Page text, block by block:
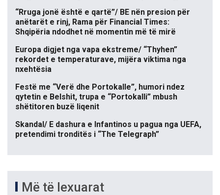
“Rruga jonë është e qartë”/ BE nën presion për
anëtarët e rinj, Rama për Financial Times:
Shqipëria ndodhet në momentin më të mirë
Europa digjet nga vapa ekstreme/ “Thyhen”
rekordet e temperaturave, mijëra viktima nga
nxehtësia
Festë me “Verë dhe Portokalle”, humori ndez
qytetin e Belshit, trupa e “Portokalli” mbush
shëtitoren buzë liqenit
Skandal/ E dashura e Infantinos u pagua nga UEFA,
pretendimi tronditës i “The Telegraph”
Më të lexuarat